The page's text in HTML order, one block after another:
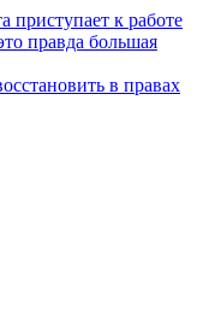
приступает к работе
правда большая
в правах